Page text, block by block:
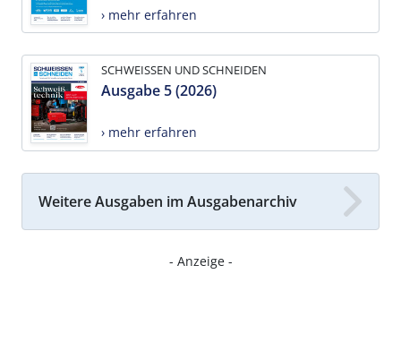
› mehr erfahren
SCHWEISSEN UND SCHNEIDEN
Ausgabe 5 (2026)
› mehr erfahren
Weitere Ausgaben im Ausgabenarchiv
- Anzeige -